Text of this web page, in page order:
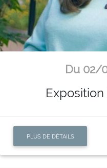
Du 02/
PLUS DE DÉTAILS